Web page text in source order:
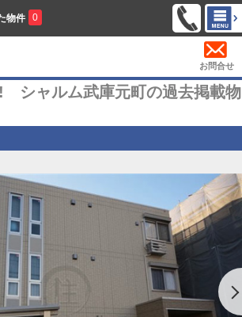
物件 0
お問合せ
シャルム武庫元町の過去掲載物